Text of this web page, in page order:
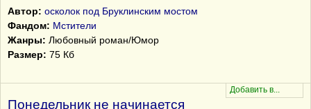
Автор: осколок под Бруклинским мостом
Фандом: Мстители
Жанры: Любовный роман/Юмор
Размер: 75 Кб
Понедельник не начинается